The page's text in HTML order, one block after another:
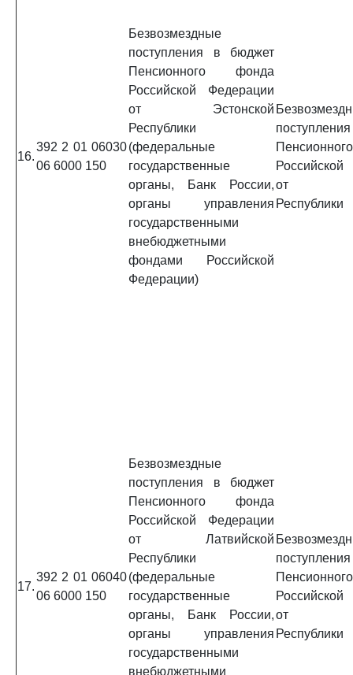
16.
392 2 01 06030
06 6000 150
Безвозмездные
поступления в бюджет
Пенсионного фонда
Российской Федерации
от Эстонской
Республики
(федеральные
государственные
органы, Банк России,
органы управления
государственными
внебюджетными
фондами Российской
Федерации)
от
Республики
17.
392 2 01 06040
06 6000 150
Безвозмездные
поступления в бюджет
Пенсионного фонда
Российской Федерации
от Латвийской
Республики
(федеральные
государственные
органы, Банк России,
органы управления
государственными
внебюджетными
от
Республики